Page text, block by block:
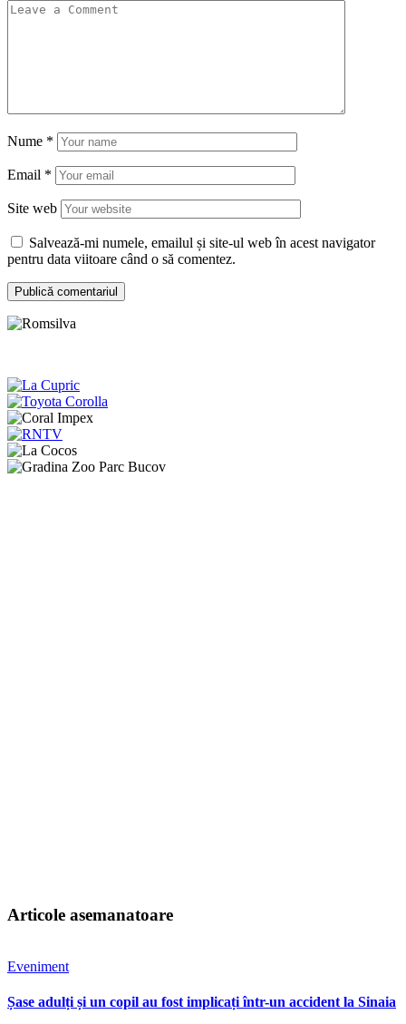
Nume *
Email *
Site web
Salvează-mi numele, emailul și site-ul web în acest navigator
pentru data viitoare când o să comentez.
Articole asemanatoare
Eveniment
Șase adulți și un copil au fost implicați într-un accident la Sinaia